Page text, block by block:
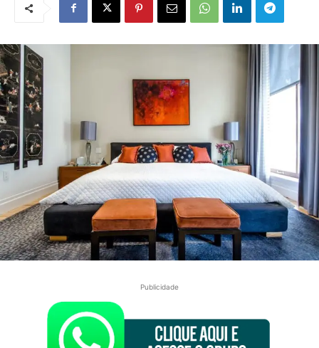
Publicidade